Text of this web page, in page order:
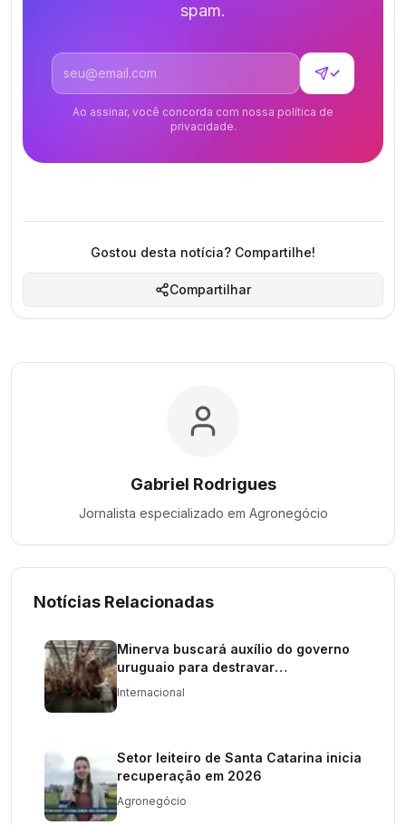
spam.
Endereço de email
✓
Ao assinar, você concorda com nossa política de
privacidade.
Gostou desta notícia? Compartilhe!
Compartilhar
Gabriel Rodrigues
Jornalista especializado em Agronegócio
Notícias Relacionadas
Minerva buscará auxílio do governo
uruguaio para destravar
negociações com a Marfrig
Internacional
Setor leiteiro de Santa Catarina inicia
recuperação em 2026
Agronegócio